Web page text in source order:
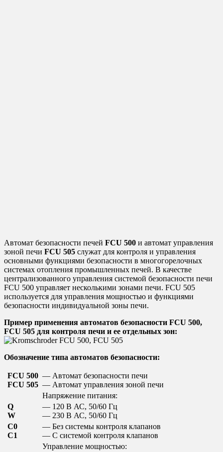
Автомат безопасности печей FCU 500 и автомат управления
зоной печи FCU 505 служат для контроля и управления
основными функциями безопасности в многогорелочных
системах отопления промышленных печей. В качестве
централизованного управления системой безопасности печи
FCU 500 управляет несколькими зонами печи. FCU 505
используется для управления мощностью и функциями
безопасности индивидуальной зоны печи.
Пример применения автоматов безопасности FCU 500,
FCU 505 для контроля печи и ее отдельных зон:
Обозначение типа автоматов безопасности:
FCU 500
FCU 505
— Автомат безопасности печи
— Автомат управления зоной печи
Напряжение питания:
Q
W
— 120 В АС, 50/60 Гц
— 230 В АС, 50/60 Гц
C0
C1
— Без системы контроля клапанов
— С системой контроля клапанов
Управление мощностью: